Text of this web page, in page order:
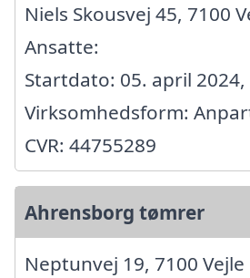
Niels Skousvej 45, 7100
Ansatte:
Startdato: 05. april 2024,
Virksomhedsform:
CVR: 44755289
Ahrensborg tømrer
Neptunvej 19, 7100 Vejle